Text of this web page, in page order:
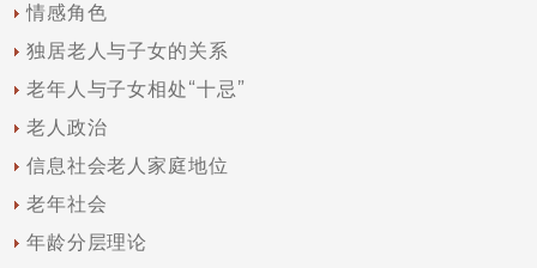
情感角色
独居老人与子女的关系
老年人与子女相处“十忌”
老人政治
信息社会老人家庭地位
老年社会
年龄分层理论